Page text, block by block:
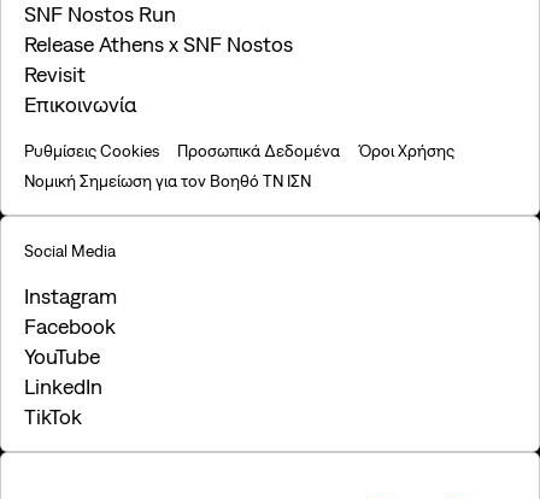
SNF Nostos Run
Release Athens x SNF Nostos
Revisit
Επικοινωνία
Ρυθμίσεις Cookies Προσωπικά Δεδομένα
Όροι Χρήσης
Νομική Σημείωση για τον Βοηθό ΤΝ ΙΣΝ
Social Media
Instagram
Facebook
YouTube
LinkedIn
TikTok